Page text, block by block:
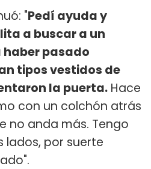
"Pedí ayuda y
a buscar a un
pasado
tipos vestidos de
la puerta. Hace
con un colchón atrás
no anda más. Tengo
por suerte